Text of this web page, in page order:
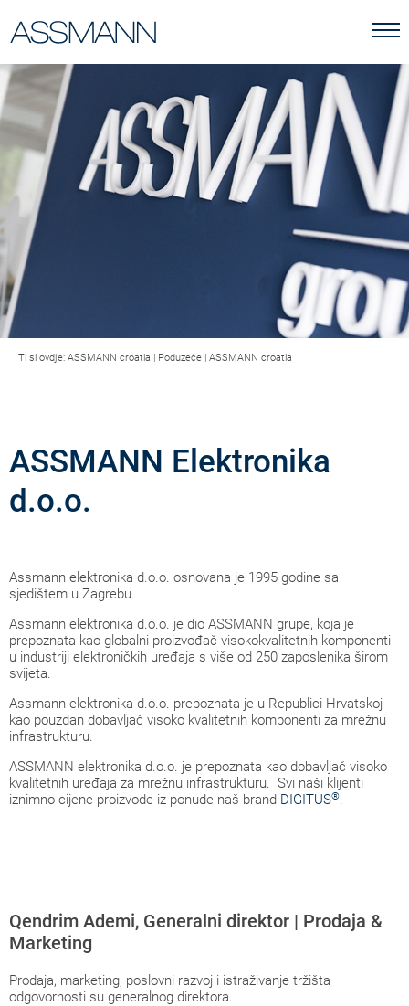
Ti si ovdje: ASSMANN croatia | Poduzeće | ASSMANN croatia
ASSMANN Elektronika
d.o.o.
Assmann elektronika d.o.o. osnovana je 1995 godine sa
sjedištem u Zagrebu.
Assmann elektronika d.o.o. je dio ASSMANN grupe, koja je
prepoznata kao globalni proizvođač visokokvalitetnih komponenti
u industriji elektroničkih uređaja s više od 250 zaposlenika širom
svijeta.
Assmann elektronika d.o.o. prepoznata je u Republici Hrvatskoj
kao pouzdan dobavljač visoko kvalitetnih komponenti za mrežnu
infrastrukturu.
ASSMANN elektronika d.o.o. je prepoznata kao dobavljač visoko
kvalitetnih uređaja za mrežnu infrastrukturu. Svi naši klijenti
iznimno cijene proizvode iz ponude naš brand DIGITUS®.
Qendrim Ademi, Generalni direktor | Prodaja &
Marketing
Prodaja, marketing, poslovni razvoj i istraživanje tržišta
odgovornosti su generalnog direktora.